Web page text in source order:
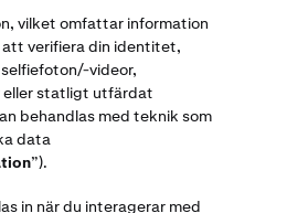
vilket omfattar information
verifiera din identitet,
videor,
statligt utfärdat
behandlas med teknik som
data
”).
in när du interagerar med